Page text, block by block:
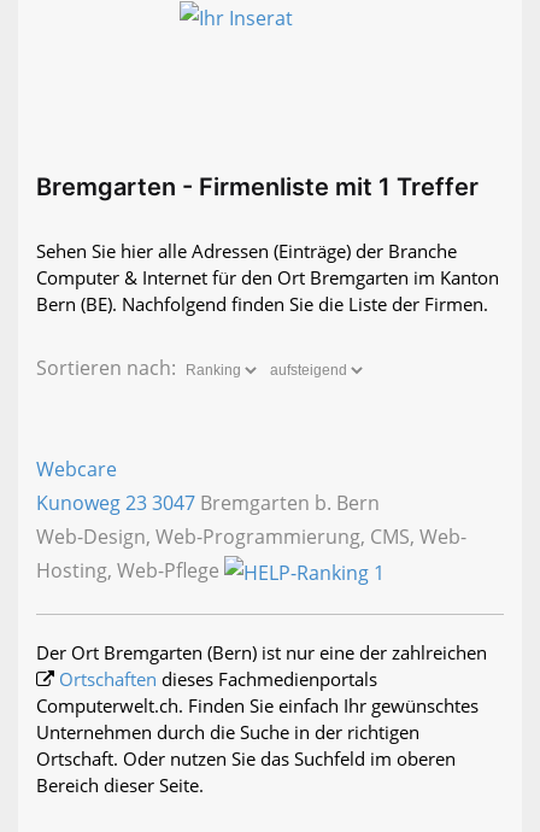
Bremgarten - Firmenliste mit 1 Treffer
Sehen Sie hier alle Adressen (Einträge) der Branche
Computer & Internet für den Ort Bremgarten im Kanton
Bern (BE). Nachfolgend finden Sie die Liste der Firmen.
Sortieren nach:
Webcare
Kunoweg 233047 Bremgarten b. Bern
Web-Design, Web-Programmierung, CMS, Web-
Hosting, Web-Pflege
Der Ort Bremgarten (Bern) ist nur eine der zahlreichen
Ortschaften dieses Fachmedienportals
Computerwelt.ch. Finden Sie einfach Ihr gewünschtes
Unternehmen durch die Suche in der richtigen
Ortschaft. Oder nutzen Sie das Suchfeld im oberen
Bereich dieser Seite.